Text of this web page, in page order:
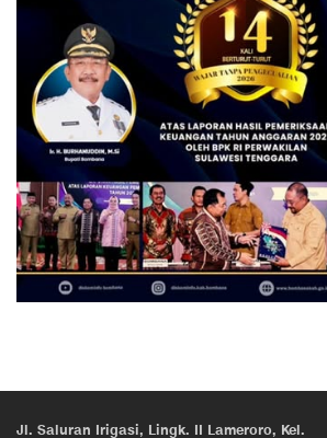
Jl. Saluran Irigasi, Lingk. II Lameroro, Kel.